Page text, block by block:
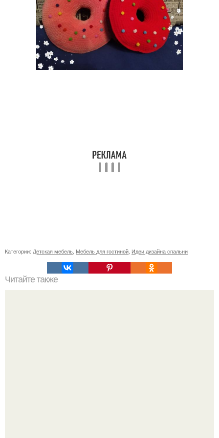
Категории: Детская мебель Мебель для гостиной Идеи дизайна спальни
Читайте также